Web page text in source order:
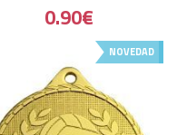
0.90€
NOVEDAD